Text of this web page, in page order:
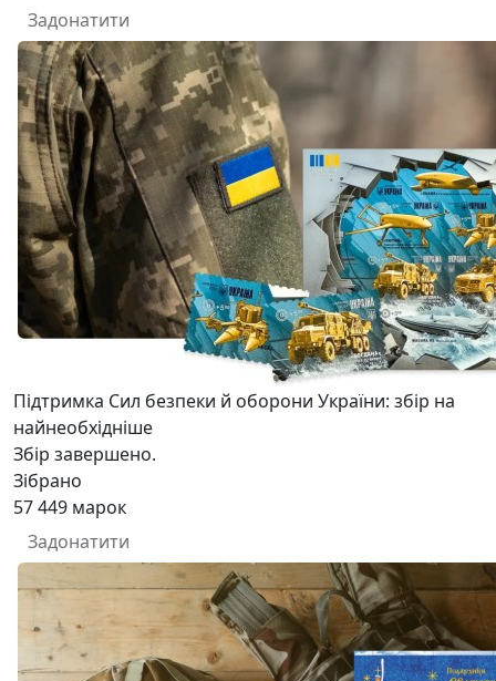
Задонатити
Підтримка Сил безпеки й оборони України: збір на
найнеобхідніше
Збір завершено.
Зібрано
57 449 марок
Задонатити